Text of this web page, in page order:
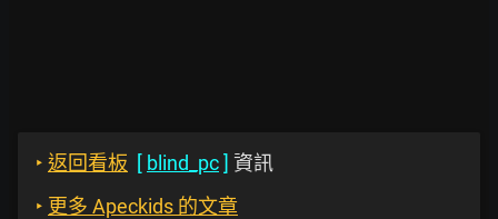
‣ 返回看板 [ blind_pc] 資訊
‣ 更多 Apeckids 的文章